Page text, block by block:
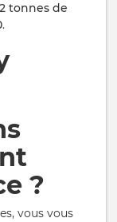
2 tonnes de
.
?
vous vous